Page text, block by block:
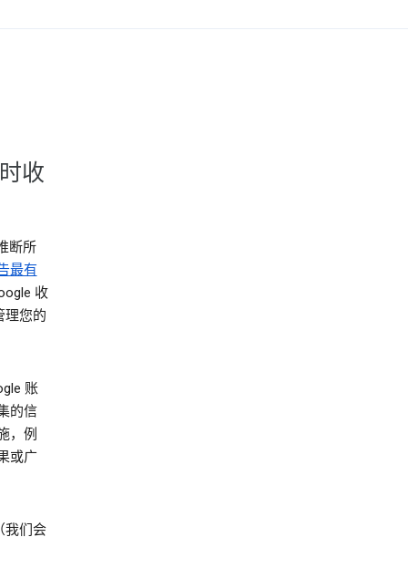
收
断所
最有
收
理您的
账
的信
，例
或广
我们会